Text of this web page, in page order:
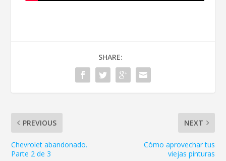
SHARE:
PREVIOUS
Chevrolet abandonado.
Parte 2 de 3
NEXT
Cómo aprovechar tus
viejas pinturas